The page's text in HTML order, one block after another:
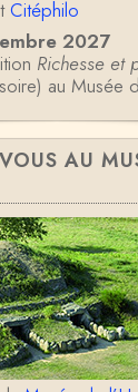
Citéphilo
2027
Richesse et
au Musée
AU